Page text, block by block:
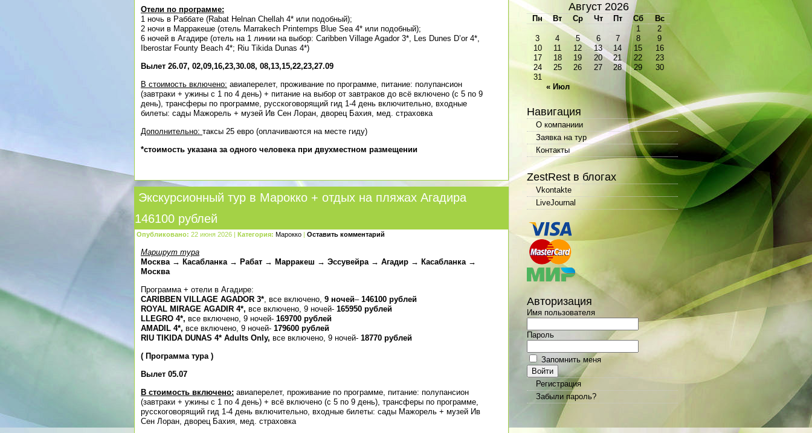
Отели по программе:
1 ночь в Раббате (Rabat Helnan Chellah 4* или подобный);
2 ночи в Марракеше (отель Marrakech Printemps Blue Sea 4* или подобный);
6 ночей в Агадире (отель на 1 линии на выбор: Caribben Village Agador 3*, Les Dunes D’or 4*,
Iberostar Founty Beach 4*; Riu Tikida Dunas 4*)
Вылет 26.07, 02,09,16,23,30.08, 08,13,15,22,23,27.09
В стоимость включено: авиаперелет, проживание по программе, питание: полупансион
(завтраки + ужины с 1 по 4 день) + питание на выбор от завтраков до всё включено (с 5 по 9
день), трансферы по программе, русскоговорящий гид 1-4 день включительно, входные
билеты: сады Мажорель + музей Ив Сен Лоран, дворец Бахия, мед. cтраховка
Дополнительно: таксы 25 евро (оплачиваются на месте гиду)
*стоимость указана за одного человека при двухместном размещении
Экскурсионный тур в Марокко + отдых на пляжах Агадира
146100 рублей
Опубликовано: 22 июня 2026 | Категория: Марокко | Оставить комментарий
Маршрут тура
Москва → Касабланка → Рабат → Марракеш → Эссувейра → Агадир → Касабланка →
Москва
Программа + отели в Агадире:
CARIBBEN VILLAGE AGADOR 3* , все включено, 9 ночей– 146100 рублей
ROYAL MIRAGE AGADIR 4*, все включено, 9 ночей- 165950 рублей
LLEGRO 4*, все включено, 9 ночей- 169700 рублей
AMADIL 4*, все включено, 9 ночей- 179600 рублей
RIU TIKIDA DUNAS 4* Adults Only, все включено, 9 ночей- 18770 рублей
( Программа тура )
Вылет 05.07
В стоимость включено: авиаперелет, проживание по программе, питание: полупансион
(завтраки + ужины с 1 по 4 день) + всё включено (с 5 по 9 день), трансферы по программе,
русскоговорящий гид 1-4 день включительно, входные билеты: сады Мажорель + музей Ив
Сен Лоран, дворец Бахия, мед. cтраховка
Август 2026
Пн Вт Ср Чт Пт Сб Вс
« Июл
1
2
3
4 5 6 7 8
9
10
11 12 13 14 15
16
17
18 19 20 21 22
23
24
25 26 27 28 29
30
31
Навигация
О компаниии
Заявка на тур
Контакты
ZestRest в блогах
Vkontakte
LiveJournal
Авторизация
Имя пользователя
Пароль
Запомнить меня
Регистрация
Забыли пароль?